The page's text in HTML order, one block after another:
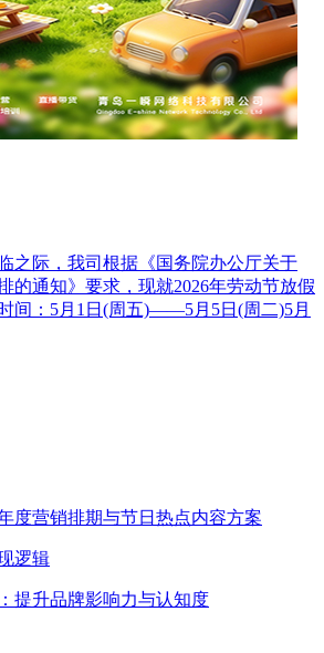
之际，我司根据《国务院办公厅关于
的通知》要求，现就2026年劳动节放假
间：5月1日(周五)——5月5日(周二)5月
度营销排期与节日热点内容方案
逻辑
提升品牌影响力与认知度